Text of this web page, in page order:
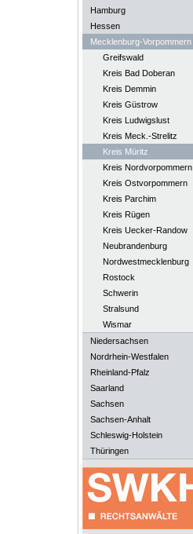
Hamburg
Hessen
Mecklenburg-Vorpommern
Greifswald
Kreis Bad Doberan
Kreis Demmin
Kreis Güstrow
Kreis Ludwigslust
Kreis Meck.-Strelitz
Kreis Müritz
Kreis Nordvorpommern
Kreis Ostvorpommern
Kreis Parchim
Kreis Rügen
Kreis Uecker-Randow
Neubrandenburg
Nordwestmecklenburg
Rostock
Schwerin
Stralsund
Wismar
Niedersachsen
Nordrhein-Westfalen
Rheinland-Pfalz
Saarland
Sachsen
Sachsen-Anhalt
Schleswig-Holstein
Thüringen